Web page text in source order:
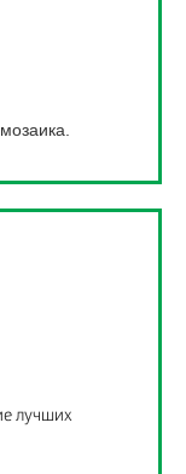
лучших